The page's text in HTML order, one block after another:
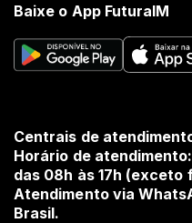
Baixe o App FuturaIM
Centrais de
Horário de
das 08h às 17h (exceto
Atendimento via
Brasil.